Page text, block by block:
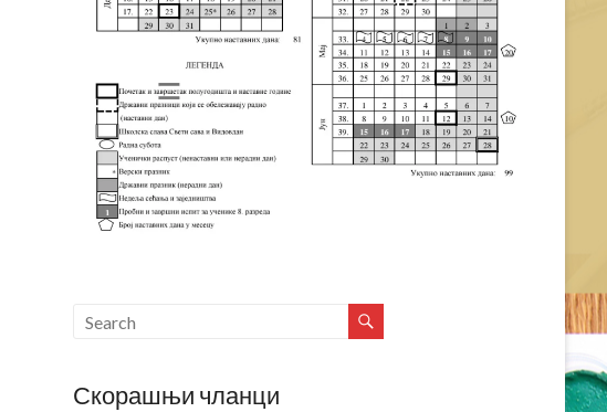
Скорашњи чланци